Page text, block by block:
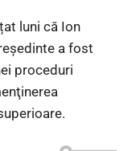
luni că Ion
a fost
proceduri